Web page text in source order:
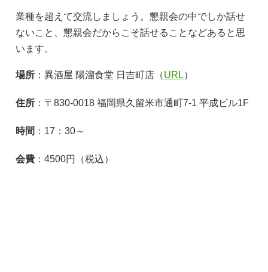
業種を超えて交流しましょう。懇親会の中でしか話せ
ないこと、懇親会だからこそ話せることなどあると思
います。
場所 ：異酒屋 陽溜食堂 日吉町店（URL）
住所 ：〒830-0018 福岡県久留米市通町7-1 平成ビル1F
時間 ：17：30～
会費 ：4500円（税込）